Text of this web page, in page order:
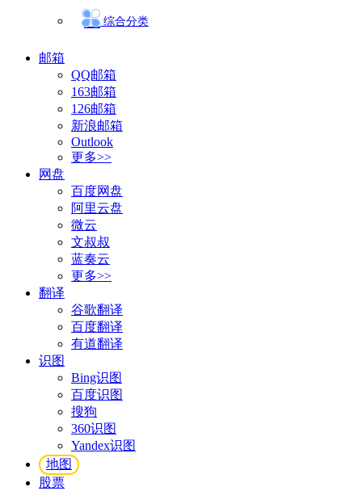
综合分类
邮箱
QQ邮箱
163邮箱
126邮箱
新浪邮箱
Outlook
更多>>
网盘
百度网盘
阿里云盘
微云
文叔叔
蓝奏云
更多>>
翻译
谷歌翻译
百度翻译
有道翻译
识图
Bing识图
百度识图
搜狗
360识图
Yandex识图
地图
股票